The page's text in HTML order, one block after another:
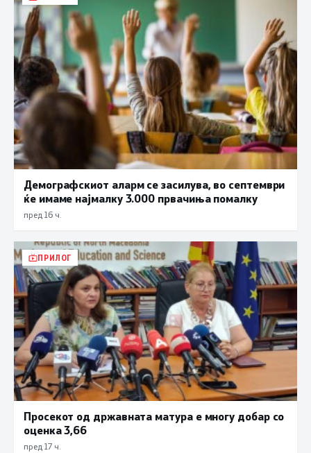
Демографскиот аларм се засилува, во септември
ќе имаме најмалку 3.000 првачиња помалку
пред 16 ч.
ПРИЛОГ
Просекот од државната матура е многу добар со
оценка 3,66
пред 17 ч.